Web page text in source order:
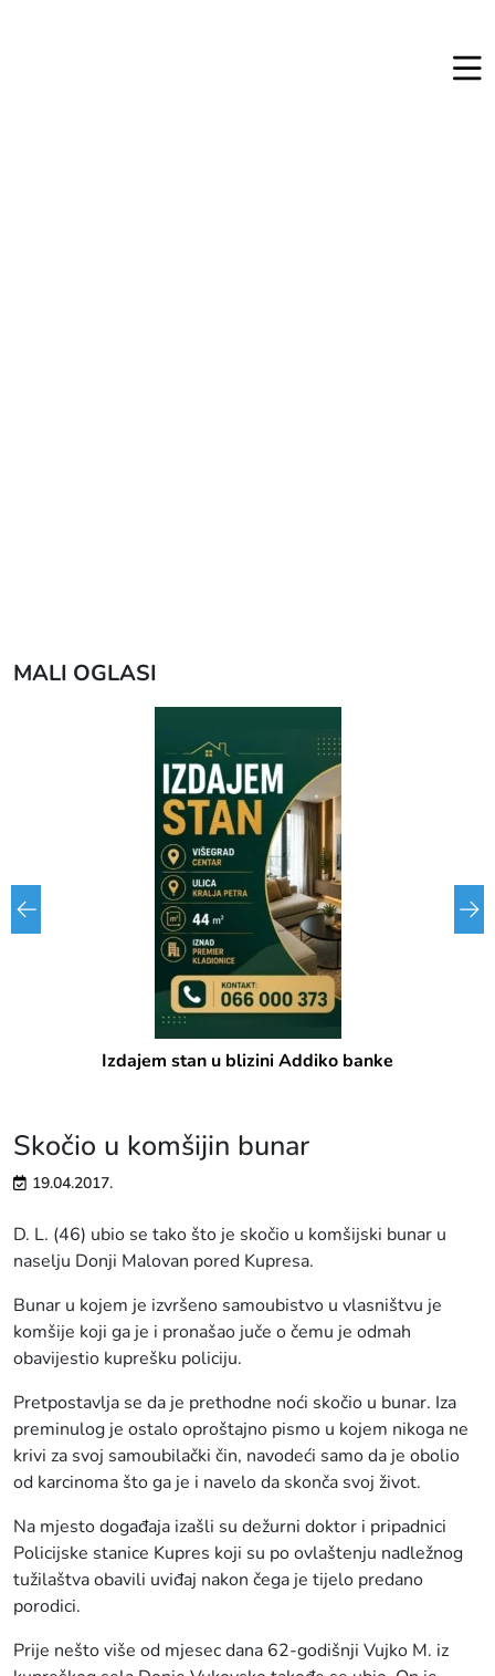
MALI OGLASI
Izdajem stan u blizini Addiko banke
Skočio u komšijin bunar
19.04.2017.
D. L. (46) ubio se tako što je skočio u komšijski bunar u
naselju Donji Malovan pored Kupresa.
Bunar u kojem je izvršeno samoubistvo u vlasništvu je
komšije koji ga je i pronašao juče o čemu je odmah
obavijestio kuprešku policiju.
Pretpostavlja se da je prethodne noći skočio u bunar. Iza
preminulog je ostalo oproštajno pismo u kojem nikoga ne
krivi za svoj samoubilački čin, navodeći samo da je obolio
od karcinoma što ga je i navelo da skonča svoj život.
Na mjesto događaja izašli su dežurni doktor i pripadnici
Policijske stanice Kupres koji su po ovlaštenju nadležnog
tužilaštva obavili uviđaj nakon čega je tijelo predano
porodici.
Prije nešto više od mjesec dana 62-godišnji Vujko M. iz